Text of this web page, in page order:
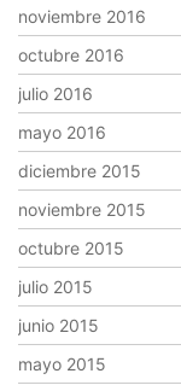
noviembre 2016
octubre 2016
julio 2016
mayo 2016
diciembre 2015
noviembre 2015
octubre 2015
julio 2015
junio 2015
mayo 2015